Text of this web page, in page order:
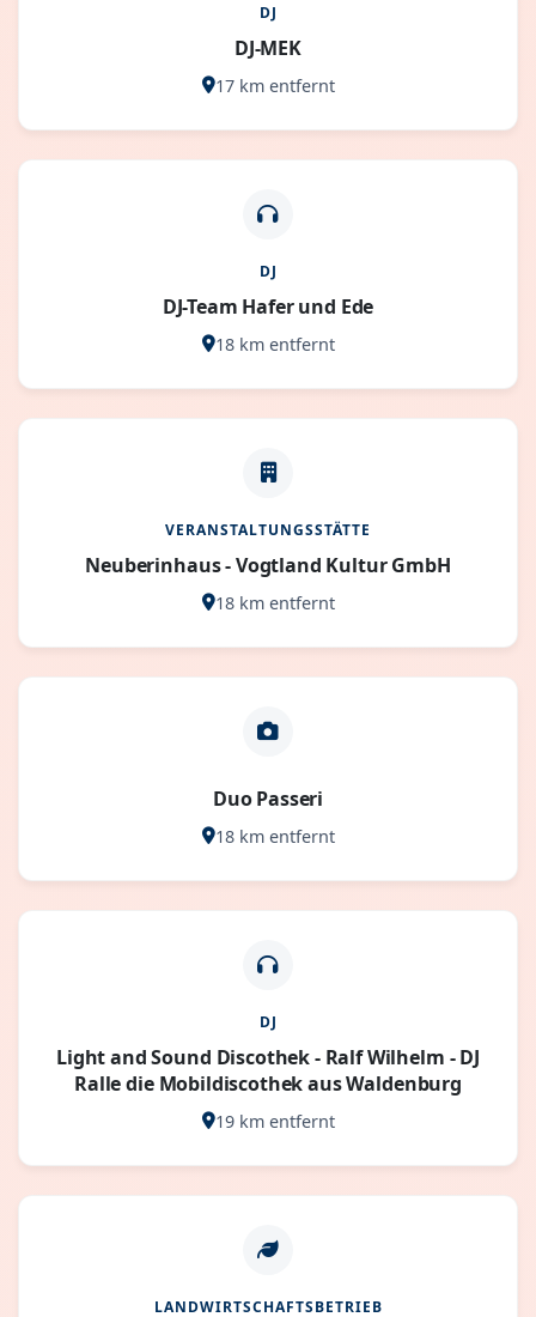
DJ
DJ-MEK
17 km entfernt
DJ
DJ-Team Hafer und Ede
18 km entfernt
VERANSTALTUNGSSTÄTTE
Neuberinhaus - Vogtland Kultur GmbH
18 km entfernt
Duo Passeri
18 km entfernt
DJ
Light and Sound Discothek - Ralf Wilhelm - DJ
Ralle die Mobildiscothek aus Waldenburg
19 km entfernt
LANDWIRTSCHAFTSBETRIEB